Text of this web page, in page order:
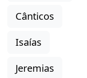
Cânticos
Isaías
Jeremias